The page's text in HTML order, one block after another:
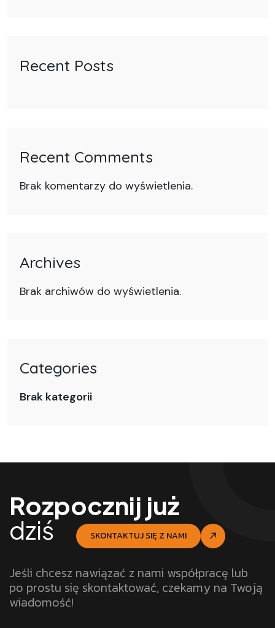
Recent Posts
Recent Comments
Brak komentarzy do wyświetlenia.
Archives
Brak archiwów do wyświetlenia.
Categories
Brak kategorii
Rozpocznij już
dziś SKONTAKTUJ SIĘ Z NAMI
Jeśli chcesz nawiązać z nami współpracę lub
po prostu się skontaktować, czekamy na Twoją
wiadomość!